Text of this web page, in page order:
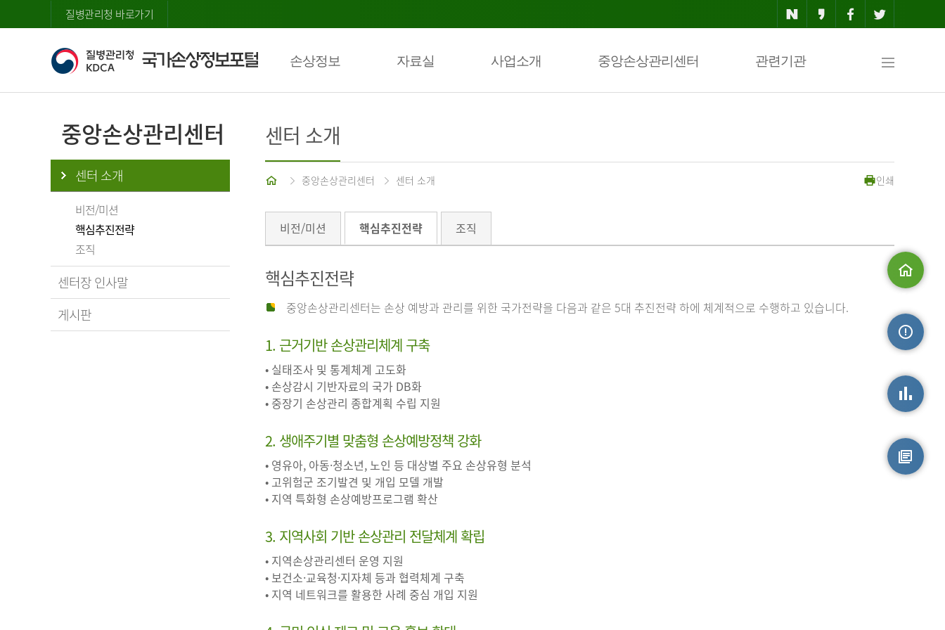
질병관리청 바로가기
손상정보 자료실 사업소개 중앙손상관리센터 관련기관
맵
중앙손상관리센터
센터 소개
비전/미션
핵심추진전략
조직
센터장 인사말
게시판
센터 소개
중앙손상관리센터 센터 소개 인쇄
비전/미션 핵심추진전략 조직
핵심추진전략
중앙손상관리센터는 손상 예방과 관리를 위한 국가전략을 다음과 같은 5대 추진전략 하에 체계적으로 수행하고 있습니다.
1. 근거기반 손상관리체계 구축
• 실태조사 및 통계체계 고도화
• 손상감시 기반자료의 국가 DB화
• 중장기 손상관리 종합계획 수립 지원
2. 생애주기별 맞춤형 손상예방정책 강화
• 영유아, 아동·청소년, 노인 등 대상별 주요 손상유형 분석
• 고위험군 조기발견 및 개입 모델 개발
• 지역 특화형 손상예방프로그램 확산
3. 지역사회 기반 손상관리 전달체계 확립
• 지역손상관리센터 운영 지원
• 보건소·교육청·지자체 등과 협력체계 구축
• 지역 네트워크를 활용한 사례 중심 개입 지원